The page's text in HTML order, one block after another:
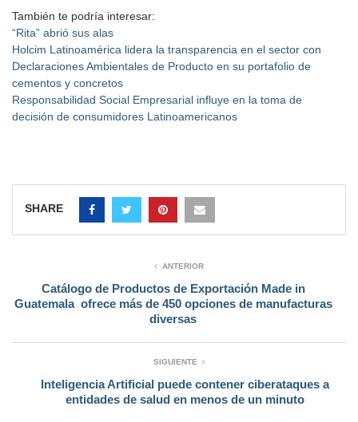
También te podría interesar:
“Rita” abrió sus alas
Holcim Latinoamérica lidera la transparencia en el sector con
Declaraciones Ambientales de Producto en su portafolio de
cementos y concretos
Responsabilidad Social Empresarial influye en la toma de
decisión de consumidores Latinoamericanos
SHARE
ANTERIOR
Catálogo de Productos de Exportación Made in
Guatemala ofrece más de 450 opciones de manufacturas
diversas
SIGUIENTE
Inteligencia Artificial puede contener ciberataques a
entidades de salud en menos de un minuto